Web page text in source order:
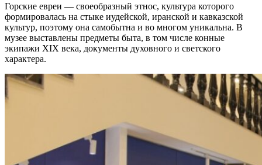
Горские евреи — своеобразный этнос, культура которого
формировалась на стыке иудейской, иранской и кавказской
культур, поэтому она самобытна и во многом уникальна. В
музее выставлены предметы быта, в том числе конные
экипажи XIX века, документы духовного и светского
характера.